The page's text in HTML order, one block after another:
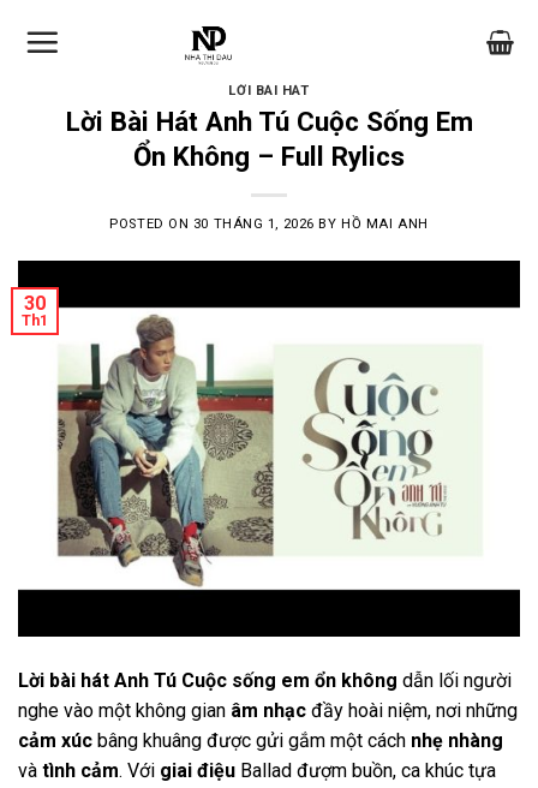
LỜI BÀI HÁT
Lời Bài Hát Anh Tú Cuộc Sống Em
Ổn Không – Full Rylics
POSTED ON 30 THÁNG 1, 2026 BYHỒ MAI ANH
30
Th1
Lời bài hát Anh Tú Cuộc sống em ổn không dẫn lối người
nghe vào một không gian âm nhạc đầy hoài niệm, nơi những
cảm xúc bâng khuâng được gửi gắm một cách nhẹ nhàng
và tình cảm. Với giai điệu Ballad đượm buồn, ca khúc tựa